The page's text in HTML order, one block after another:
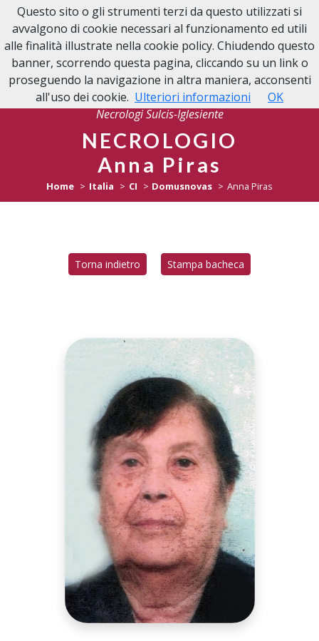
NECROLOGI
SULCIS-IGLESIENTE
Necrologi Sulcis-Iglesiente
NECROLOGIO
Anna Piras
Home Italia CI Domusnovas Anna Piras
Torna indietro Stampa bacheca
Questo sito o gli strumenti terzi da questo utilizzati si
avvalgono di cookie necessari al funzionamento ed utili
alle finalità illustrate nella cookie policy. Chiudendo questo
banner, scorrendo questa pagina, cliccando su un link o
proseguendo la navigazione in altra maniera, acconsenti
all'uso dei cookie. Ulteriori informazioni OK